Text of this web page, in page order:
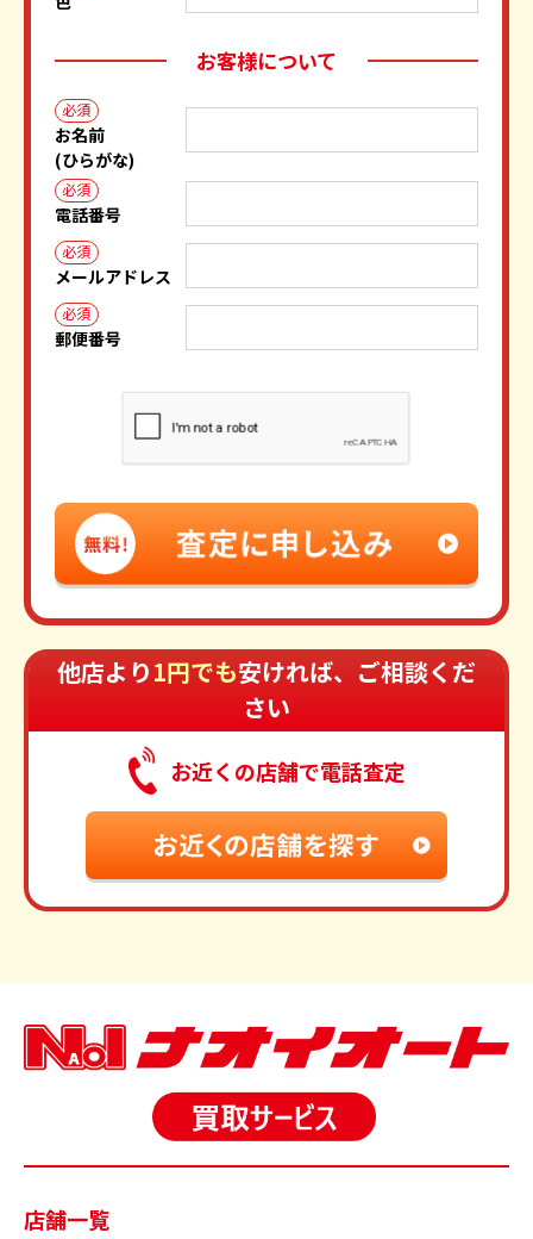
お客様について
必須
お名前
(ひらがな)
必須
電話番号
必須
メールアドレス
必須
郵便番号
他店より1円でも安ければ、ご相談くだ
さい
お近くの店舗で電話査定
店舗一覧